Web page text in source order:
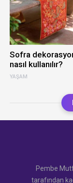
YAŞAM
Sofra
nasıl kullanılır?
Pembe
tarafından